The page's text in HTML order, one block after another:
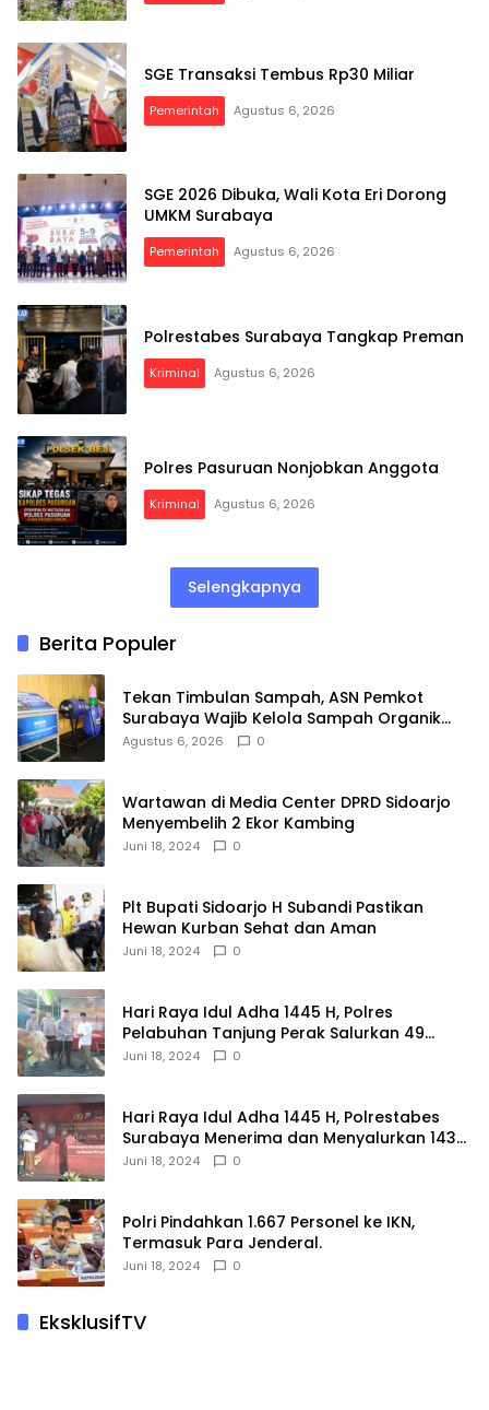
SGE Transaksi Tembus Rp30 Miliar
Pemerintah Agustus 6, 2026
SGE 2026 Dibuka, Wali Kota Eri Dorong
UMKM Surabaya
Pemerintah Agustus 6, 2026
Polrestabes Surabaya Tangkap Preman
Kriminal Agustus 6, 2026
Polres Pasuruan Nonjobkan Anggota
Kriminal Agustus 6, 2026
Selengkapnya
Berita Populer
Tekan Timbulan Sampah, ASN Pemkot
Surabaya Wajib Kelola Sampah Organik
dari Rumah
Agustus 6, 2026 0
Wartawan di Media Center DPRD Sidoarjo
Menyembelih 2 Ekor Kambing
Juni 18, 2024 0
Plt Bupati Sidoarjo H Subandi Pastikan
Hewan Kurban Sehat dan Aman
Juni 18, 2024 0
Hari Raya Idul Adha 1445 H, Polres
Pelabuhan Tanjung Perak Salurkan 49
Hewan Korban.
Juni 18, 2024 0
Hari Raya Idul Adha 1445 H, Polrestabes
Surabaya Menerima dan Menyalurkan 143
Hewan Kurban
Juni 18, 2024 0
Polri Pindahkan 1.667 Personel ke IKN,
Termasuk Para Jenderal.
Juni 18, 2024 0
EksklusifTV